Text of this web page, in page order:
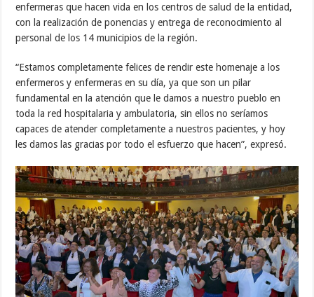
enfermeras que hacen vida en los centros de salud de la entidad,
con la realización de ponencias y entrega de reconocimiento al
personal de los 14 municipios de la región.
“Estamos completamente felices de rendir este homenaje a los
enfermeros y enfermeras en su día, ya que son un pilar
fundamental en la atención que le damos a nuestro pueblo en
toda la red hospitalaria y ambulatoria, sin ellos no seríamos
capaces de atender completamente a nuestros pacientes, y hoy
les damos las gracias por todo el esfuerzo que hacen”, expresó.